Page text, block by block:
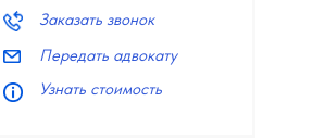
Узнать стоимость
Заказать звонок
Передать адвокату